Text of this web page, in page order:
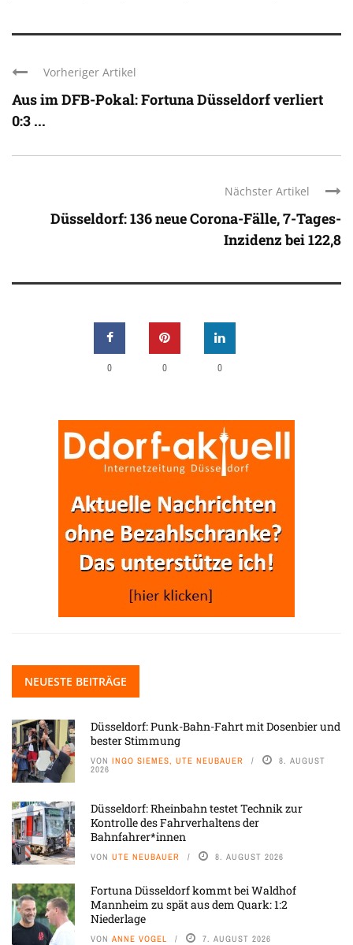
Vorheriger Artikel
Aus im DFB-Pokal: Fortuna Düsseldorf verliert
0:3 ...
Nächster Artikel
Düsseldorf: 136 neue Corona-Fälle, 7-Tages-
Inzidenz bei 122,8
0 0 0
NEUESTE BEITRÄGE
Düsseldorf: Punk-Bahn-Fahrt mit Dosenbier und
bester Stimmung
VON INGO SIEMES, UTE NEUBAUER 8. AUGUST
2026
Düsseldorf: Rheinbahn testet Technik zur
Kontrolle des Fahrverhaltens der
Bahnfahrer*innen
VON UTE NEUBAUER 8. AUGUST 2026
Fortuna Düsseldorf kommt bei Waldhof
Mannheim zu spät aus dem Quark: 1:2
Niederlage
VON ANNE VOGEL 7. AUGUST 2026